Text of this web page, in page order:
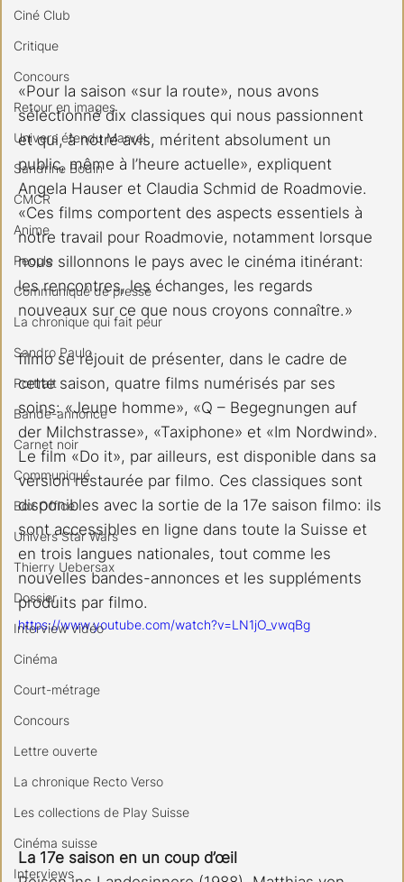
Ciné Club
Critique
Concours
Retour en images
Univers étendu Marvel
Sandrine Bodin
CMCR
Anime
People
Communiqué de presse
La chronique qui fait peur
Sandro Paulo
Portrait
Bande-annonce
Carnet noir
Communiqué
Box Office
Univers Star Wars
Thierry Uebersax
Dossier
Interview vidéo
Cinéma
Court-métrage
Concours
Lettre ouverte
La chronique Recto Verso
Les collections de Play Suisse
Cinéma suisse
Interviews
«Pour la saison «sur la route», nous avons
sélectionné dix classiques qui nous passionnent
et qui, à notre avis, méritent absolument un
public, même à l’heure actuelle», expliquent
Angela Hauser et Claudia Schmid de Roadmovie.
«Ces films comportent des aspects essentiels à
notre travail pour Roadmovie, notamment lorsque
nous sillonnons le pays avec le cinéma itinérant:
les rencontres, les échanges, les regards
nouveaux sur ce que nous croyons connaître.»
filmo se réjouit de présenter, dans le cadre de
cette saison, quatre films numérisés par ses
soins: «Jeune homme», «Q – Begegnungen auf
der Milchstrasse», «Taxiphone» et «Im Nordwind».
Le film «Do it», par ailleurs, est disponible dans sa
version restaurée par filmo. Ces classiques sont
disponibles avec la sortie de la 17e saison filmo: ils
sont accessibles en ligne dans toute la Suisse et
en trois langues nationales, tout comme les
nouvelles bandes-annonces et les suppléments
produits par filmo.
https://www.youtube.com/watch?v=LN1jO_vwqBg
La 17e saison en un coup d’œil